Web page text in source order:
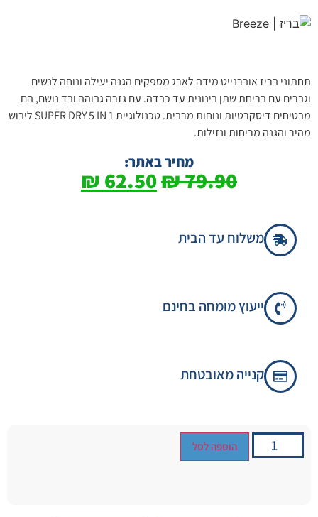
תחתוני בריז אוברנייט מידה לארג מספקים הגנה יעילה ונוחה לנשים
וגברים עם בריחת שתן בינונית עד כבדה. עם גזרה גבוהה ובד נושם, הם
מבטיחים דיסקרטיות ונוחות מרבית. טכנולוגיית SUPER DRY 5 IN 1 ליבוש
מהיר והגנה מריחות ונזילות.
מחיר באתר:
79.90
₪
62.50
₪
משלוח עד הבית
ייעוץ מומחה בחינם
קנייה מאובטחת
הוספה לסל